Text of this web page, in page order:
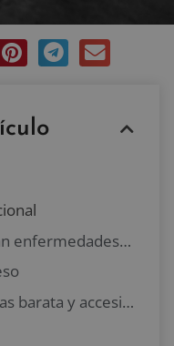
¿Los huevos causan enfermedades cardiovasculares?
Fuente de proteínas barata y accesible